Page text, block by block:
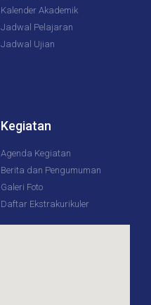
Kalender Akademik
Jadwal Pelajaran
Jadwal Ujian
Kegiatan
Agenda Kegiatan
Berita dan Pengumuman
Galeri Foto
Daftar Ekstrakurikuler